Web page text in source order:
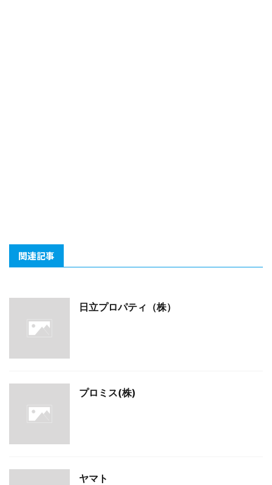
関連記事
日立プロパティ（株）
プロミス(株)
ヤマト